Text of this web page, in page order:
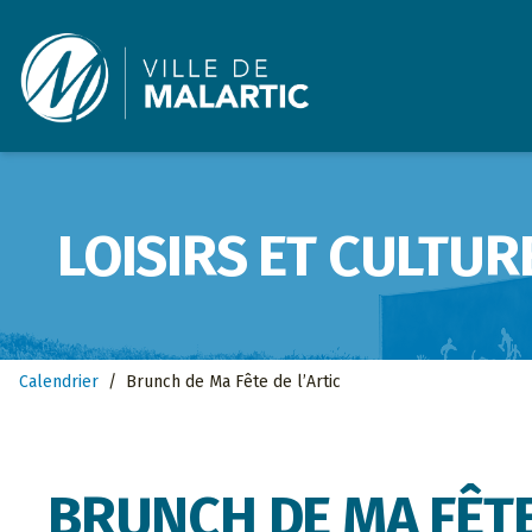
Ville de Malartic
LOISIRS ET
Calendrier / Brunch de Ma Fête de l’Artic
BRUNCH DE MA